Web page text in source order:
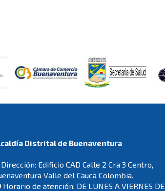
Distrital de Buenaventura
Dirección: Edificio CAD Calle 2 Cra 3 Centro,
Valle del Cauca Colombia.
Horario de atención: DE LUNES A VIERNES DE